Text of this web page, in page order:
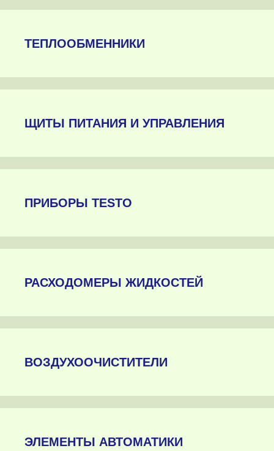
ТЕПЛООБМЕННИКИ
ЩИТЫ ПИТАНИЯ И УПРАВЛЕНИЯ
ПРИБОРЫ TESTO
РАСХОДОМЕРЫ ЖИДКОСТЕЙ
ВОЗДУХООЧИСТИТЕЛИ
ЭЛЕМЕНТЫ АВТОМАТИКИ